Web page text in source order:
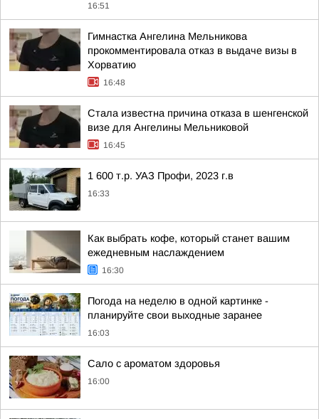
16:51
Гимнастка Ангелина Мельникова
прокомментировала отказ в выдаче визы в
Хорватию
16:48
Стала известна причина отказа в шенгенской
визе для Ангелины Мельниковой
16:45
1 600 т.р. УАЗ Профи, 2023 г.в
16:33
Как выбрать кофе, который станет вашим
ежедневным наслаждением
16:30
Погода на неделю в одной картинке -
планируйте свои выходные заранее
16:03
Сало с ароматом здоровья
16:00